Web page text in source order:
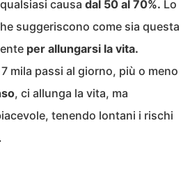
causa dal 50 al 70%. Lo
suggeriscono come sia questa
per allungarsi la vita.
mila passi al giorno, più o meno
, ci allunga la vita, ma
tenendo lontani i rischi